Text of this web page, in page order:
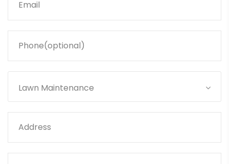
Lawn Maintenance